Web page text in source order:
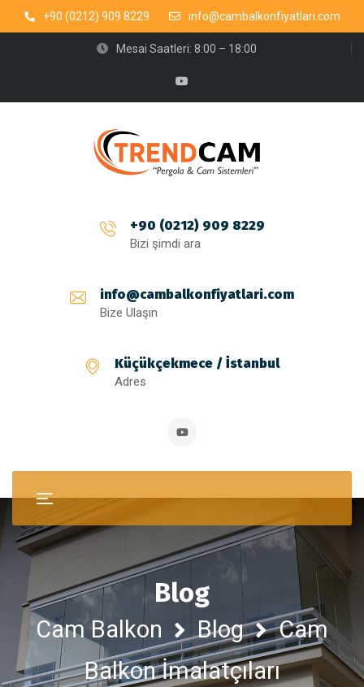
+90 (0212) 909 8229 info@cambalkonfiyatlari.com
Mesai Saatleri: 8:00 – 18:00
+90 (0212) 909 8229
Bizi şimdi ara
info@cambalkonfiyatlari.com
Bize Ulaşın
Küçükçekmece / İstanbul
Adres
Blog
Cam Balkon Blog
Cam
Balkon İmalatçıları